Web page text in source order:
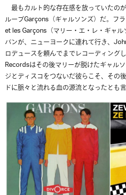
最もカルト的な存在感を放っていたの
ループGarçons（ギャルソンズ）だ。フ
et les Garçons（マリー・エ・レ・ギャ
バンが、ニューヨークに連れて行き、
ロデュースを頼んでまでレコーディング
Recordsはその後マリーが脱けたギャル
ジとディスコをつないだ彼らこそ、その
ドに脈々と流れる血の源流となったとも